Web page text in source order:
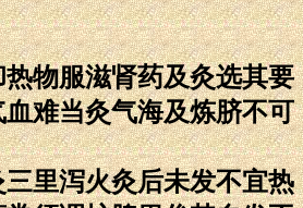
物服滋肾药及灸选其要
难当灸气海及炼脐不可
里泻火灸后未发不宜热